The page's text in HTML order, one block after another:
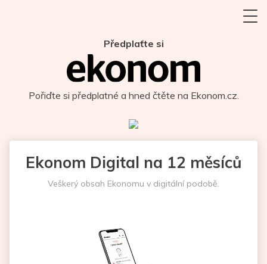
Předplaťte si
Pořiďte si předplatné a hned čtěte na Ekonom.cz.
Ekonom Digital na 12 měsíců
Veškerý obsah Ekonomu v digitální podobě.